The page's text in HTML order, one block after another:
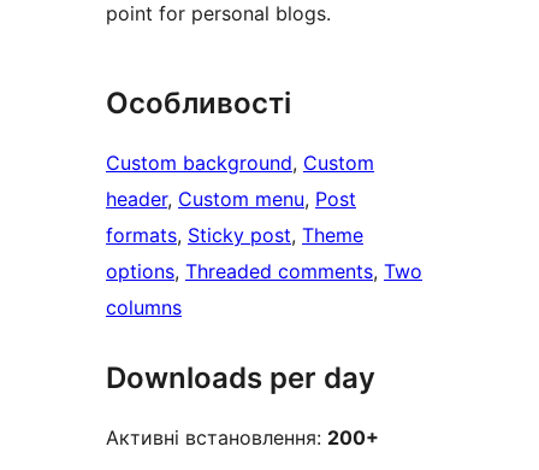
point for personal blogs.
Особливості
Custom background, Custom
header, Custom menu, Post
formats, Sticky post, Theme
options, Threaded comments, Two
columns
Downloads per day
Активні встановлення: 200+